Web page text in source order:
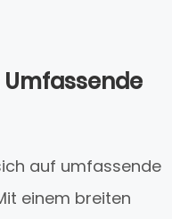
auf umfassende
einem breiten